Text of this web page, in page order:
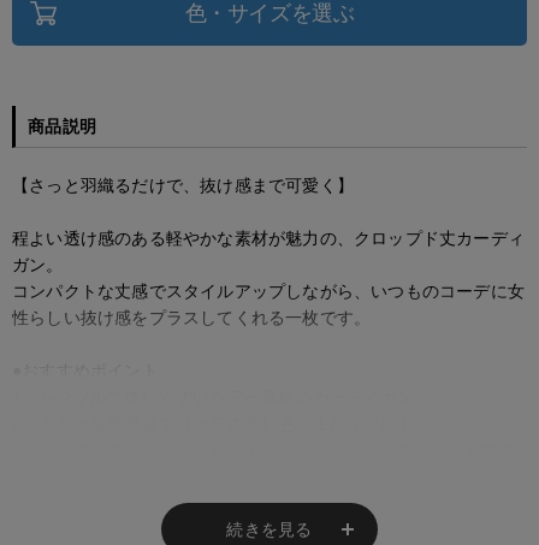
色・サイズを選ぶ
商品説明
【さっと羽織るだけで、抜け感まで可愛く】
程よい透け感のある軽やかな素材が魅力の、クロップド丈カーディ
ガン。
コンパクトな丈感でスタイルアップしながら、いつものコーデに女
性らしい抜け感をプラスしてくれる一枚です。
【ファッション系統】
続きを見る